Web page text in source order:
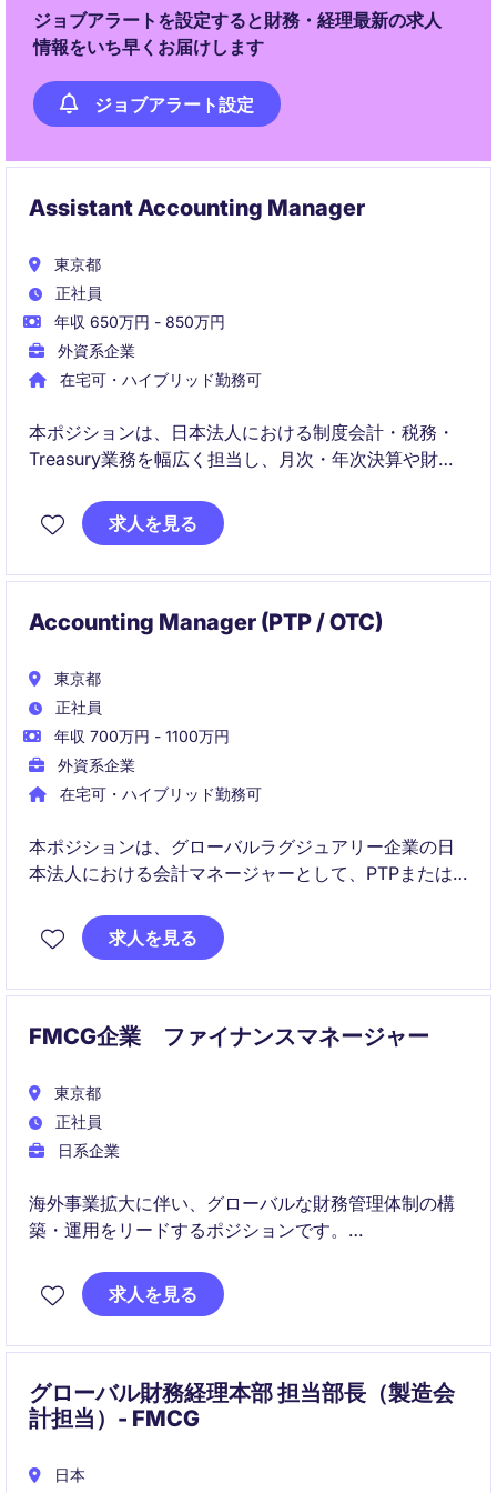
ジョブアラートを設定すると財務・経理最新の求人
情報をいち早くお届けします
ジョブアラート設定
Assistant Accounting Manager
東京都
正社員
年収 650万円 - 850万円
外資系企業
在宅可・ハイブリッド勤務可
本ポジションは、日本法人における制度会計・税務・
Treasury業務を幅広く担当し、月次・年次決算や財務
また、海外拠点や共有サービスセンターと連携し、グ
求人を見る
Accounting Manager (PTP / OTC)
東京都
正社員
年収 700万円 - 1100万円
外資系企業
在宅可・ハイブリッド勤務可
本ポジションは、グローバルラグジュアリー企業の日
本法人における会計マネージャーとして、PTPまたは
まらず、DX推進やプロセス改善を通じて事業成長に貢
献する役割です。
求人を見る
FMCG企業 ファイナンスマネージャー
東京都
正社員
日系企業
海外事業拡大に伴い、グローバルな財務管理体制の構
築・運用をリードするポジションです。
キャッシュマネジメントや資金調達、財務リスク管理
を通じてグループ全体の財務健全性を向上させます。
求人を見る
グローバル財務経理本部 担当部長（製造会
計担当）- FMCG
日本